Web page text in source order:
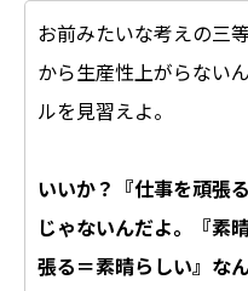
お前みたいな考えの三
から生産性上がらない
ルを見習えよ。
いいか？『仕事を頑張
じゃないんだよ。『素
張る＝素晴らしい』なん